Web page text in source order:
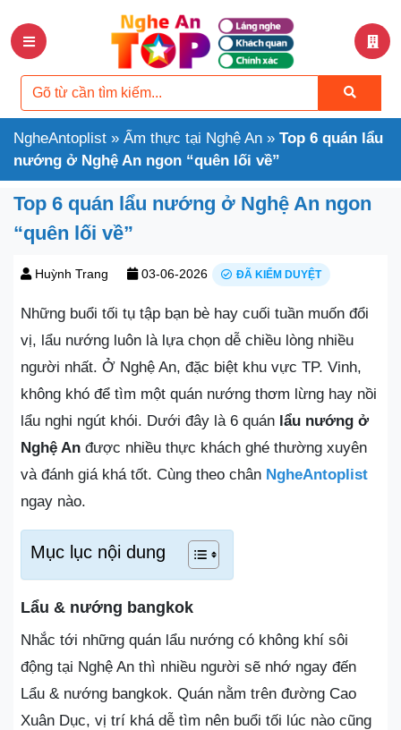
NgheAntoplist » Ẩm thực tại Nghệ An » Top 6 quán lẩu
nướng ở Nghệ An ngon “quên lối về”
Top 6 quán lẩu nướng ở Nghệ An ngon
“quên lối về”
Huỳnh Trang 03-06-2026 ĐÃ KIỂM DUYỆT
Những buổi tối tụ tập bạn bè hay cuối tuần muốn đổi
vị, lẩu nướng luôn là lựa chọn dễ chiều lòng nhiều
người nhất. Ở Nghệ An, đặc biệt khu vực TP. Vinh,
không khó để tìm một quán nướng thơm lừng hay nồi
lẩu nghi ngút khói. Dưới đây là 6 quán lẩu nướng ở
Nghệ An được nhiều thực khách ghé thường xuyên
và đánh giá khá tốt. Cùng theo chân NgheAntoplist
ngay nào.
Mục lục nội dung
Lẩu & nướng bangkok
Nhắc tới những quán lẩu nướng có không khí sôi
động tại Nghệ An thì nhiều người sẽ nhớ ngay đến
Lẩu & nướng bangkok. Quán nằm trên đường Cao
Xuân Dục, vị trí khá dễ tìm nên buổi tối lúc nào cũng